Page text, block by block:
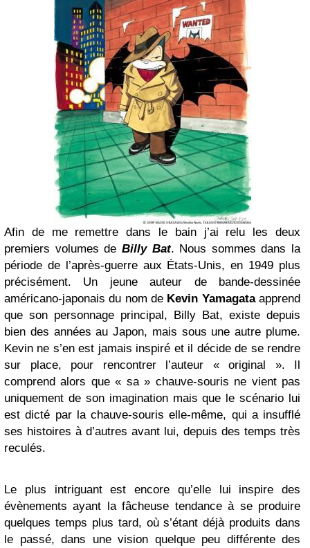
Afin de me remettre dans le bain j’ai relu les deux
premiers volumes de Billy Bat. Nous sommes dans la
période de l’après-guerre aux États-Unis, en 1949 plus
précisément. Un jeune auteur de bande-dessinée
américano-japonais du nom de Kevin Yamagataapprend
que son personnage principal, Billy Bat, existe depuis
bien des années au Japon, mais sous une autre plume.
Kevin ne s’en est jamais inspiré et il décide de se rendre
sur place, pour rencontrer l’auteur « original ». Il
comprend alors que « sa » chauve-souris ne vient pas
uniquement de son imagination mais que le scénario lui
est dicté par la chauve-souris elle-même, qui a insufflé
ses histoires à d’autres avant lui, depuis des temps très
reculés.
Le plus intriguant est encore qu’elle lui inspire des
évènements ayant la fâcheuse tendance à se produire
quelques temps plus tard, où s’étant déjà produits dans
le passé, dans une vision quelque peu différente des